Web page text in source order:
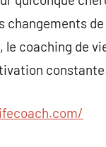
coaching de